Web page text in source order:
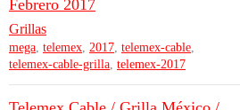
Febrero 2017
Grillas
mega, telemex, 2017, telemex-cable,
telemex-cable-grilla, telemex-2017